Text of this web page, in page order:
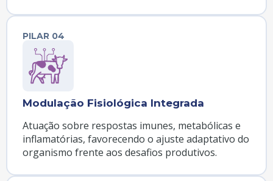
PILAR 04
Modulação Fisiológica Integrada
Atuação sobre respostas imunes, metabólicas e
inflamatórias, favorecendo o ajuste adaptativo do
organismo frente aos desafios produtivos.